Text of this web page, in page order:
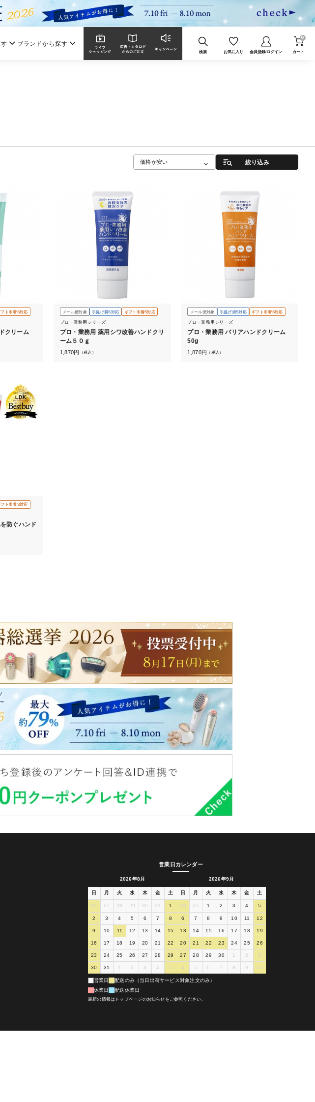
ブランドから探す
検索 お気に入り 会員登録/ログイン カート
0
価格が安い 絞り込み
フト巾着S対応
クリーム
メール便対象 手提げ袋S対応 ギフト巾着S対応
プロ・業務用シリーズ
プロ・業務用 薬用シワ改善ハンドクリ
ーム５０ｇ
1,870円 （税込）
メール便対象 手提げ袋S対応 ギフト巾着S対応
プロ・業務用シリーズ
プロ・業務用 バリアハンドクリーム
50g
1,870円 （税込）
フト巾着S対応
防ぐハンド
営業日カレンダー
2026年8月
日 月 火 水 木 金 土
26 27 28 29 30 31 1
2 3 4 5 6 7 8
9 10 11 12 13 14 15
16 17 18 19 20 21 22
23 24 25 26 27 28 29
30 31 1 2 3 4 5
2026年9月
日 月 火 水 木 金 土
30 31 1 2 3 4 5
6 7 8 9 10 11 12
13 14 15 16 17 18 19
20 21 22 23 24 25 26
27 28 29 30 1 2 3
4 5 6 7 8 9 10
営業日
配送のみ（当日出荷サービス対象注文のみ）
休業日
配送休業日
最新の情報はトップページのお知らせをご参照ください。